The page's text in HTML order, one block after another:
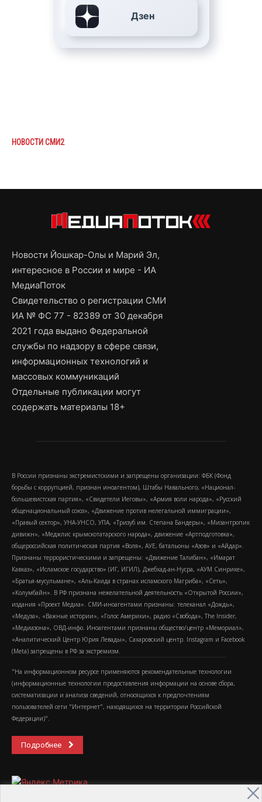
Дзен
НОВОСТИ СМИ2
Новости Йошкар-Олы и Марий Эл,
интересное в России и мире - ИА
МедиаПоток
Свидетельство о регистрации СМИ
ИА № ФС 77 - 82389 от 30 декабря
2021 года выдано Федеральной
службы по надзору в сфере связи,
информационных технологий и
массовых коммуникаций
Отдельные публикации могут
содержать материалы 18+
В России признаны экстремистскими и запрещены организации: ФБК (Фонд
борьбы с коррупцией, признан иноагентом), Штабы Навального, «Национал-
большевистская партия», «Свидетели Иеговы», «Армия воли народа», «Русский
общенациональный союз», «Движение против нелегальной иммиграции»,
«Правый сектор», УНА-УНСО, УПА, «Тризуб им. Степана Бандеры», «Мизантропик
дивижн», «Меджлис крымскотатарского народа», движение «Артподготовка»,
общероссийская политическая партия «Воля», АУЕ, батальоны «Азов» и «Айдар».
Признаны террористическими и запрещены: «Движение Талибан», «Имарат
Кавказ», «Исламское государство» (ИГ, ИГИЛ), Джебхад-ан-Нусра, «АУМ Синрике»,
«Братья-мусульмане», «Аль-Каида в странах исламского Магриба», «Сеть»,
«Колумбайн». В РФ признана нежелательной деятельность «Открытой России»,
издания «Проект Медиа». СМИ-иноагентами признаны: телеканал «Дождь»,
«Медуза», «Важные истории», «Голос Америки», радио «Свобода», The Insider,
«Медиазона», ОВД-инфо. Иноагентами признаны общество/центр «Мемориал»,
«Аналитический Центр Юрия Левады», Сахаровский центр. Instagram и Facebook
(Metа) запрещены в РФ за экстремизм.
"На информационном ресурсе применяются рекомендательные технологии
(информационные технологии предоставления информации на основе сбора,
систематизации и анализа сведений, относящихся к предпочтениям
пользователей сети "Интернет", находящихся на территории Российской
Федерации)".
Подробнее